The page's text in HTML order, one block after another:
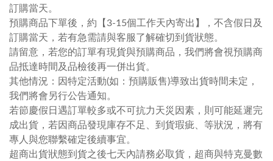
訂購當天。
預購商品下單後，約 【3-15個工作天內寄出 】 ， 不含假日及
訂購當天 ， 若有急需請與客服了解確切到貨狀態。
請留意，若您的訂單有現貨與預購商品，我們將會視預購商
品抵達時間及品檢後再一併出貨。
其他情況：因特定活動(如：預購販售)導致出貨時間未定，
我們將會另行公告通知。
若節慶假日遇訂單較多或不可抗力天災因素，則可能延遲完
成出貨，若因商品發現庫存不足、到貨瑕疵、等狀況，將有
專人與您聯繫確定後續事宜。
超商出貨狀態到貨之後七天內請務必取貨 ， 超商與特克曼數